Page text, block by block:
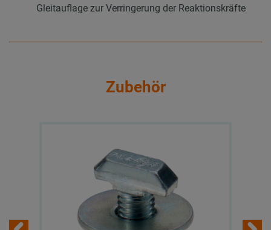
Gleitauflage zur Verringerung der Reaktionskräfte
Zubehör